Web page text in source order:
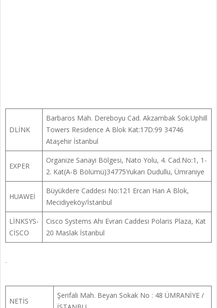
DLİNK
Barbaros Mah. Dereboyu Cad. Akzambak Sok.Uphill
Towers Residence A Blok Kat:17D:99 34746
Ataşehir İstanbul
EXPER
Organize Sanayi Bölgesi, Nato Yolu, 4. Cad.No:1, 1-
2. Kat(A-B Bölümü)34775Yukarı Dudullu, Ümraniye
HUAWEİ
Büyükdere Caddesi No:121 Ercan Han A Blok,
Mecidiyeköy/İstanbul
LİNKSYS-
CİSCO
Cisco Systems Ahi Evran Caddesi Polaris Plaza, Kat
20 Maslak İstanbul
.
NETİS
Şerifali Mah. Beyan Sokak No : 48 ÜMRANİYE /